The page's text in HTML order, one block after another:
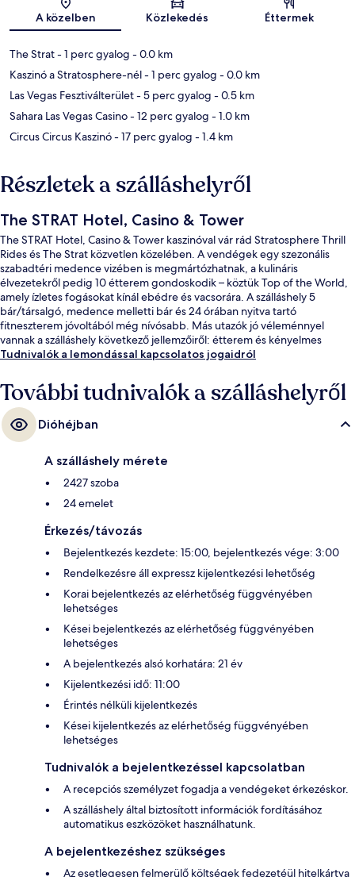
Térkép
A közelben Közlekedés Éttermek
The Strat- 1 perc gyalog - 0.0 km
Kaszinó a Stratosphere-nél- 1 perc gyalog - 0.0 km
Las Vegas Fesztiválterület- 5 perc gyalog - 0.5 km
Sahara Las Vegas Casino- 12 perc gyalog - 1.0 km
Circus Circus Kaszinó- 17 perc gyalog - 1.4 km
Részletek a szálláshelyről
The STRAT Hotel, Casino & Tower
The STRAT Hotel, Casino & Tower kaszinóval vár rád Stratosphere Thrill
Rides és The Strat közvetlen közelében. A vendégek egy szezonális
szabadtéri medence vizében is megmártózhatnak, a kulináris
élvezetekről pedig 10 étterem gondoskodik – köztük Top of the World,
amely ízletes fogásokat kínál ebédre és vacsorára. A szálláshely 5
bár/társalgó, medence melletti bár és 24 órában nyitva tartó
fitneszterem jóvoltából még nívósabb. Más utazók jó véleménnyel
vannak a szálláshely következő jellemzőiről: étterem és kényelmes
szobák. Rövid sétával megközelíthető a tömegközlekedés: SAHARA Las
Tudnivalók a lemondással kapcsolatos jogaidról
További tudnivalók a szálláshelyről
Dióhéjban
A szálláshely mérete
2427 szoba
24 emelet
Érkezés/távozás
Bejelentkezés kezdete: 15:00, bejelentkezés vége: 3:00
Rendelkezésre áll expressz kijelentkezési lehetőség
Korai bejelentkezés az elérhetőség függvényében
lehetséges
Kései bejelentkezés az elérhetőség függvényében
lehetséges
A bejelentkezés alsó korhatára: 21 év
Kijelentkezési idő: 11:00
Érintés nélküli kijelentkezés
Kései kijelentkezés az elérhetőség függvényében
lehetséges
Tudnivalók a bejelentkezéssel kapcsolatban
A recepciós személyzet fogadja a vendégeket érkezéskor.
A szálláshely által biztosított információk fordításához
automatikus eszközöket használhatunk.
A bejelentkezéshez szükséges
Az esetlegesen felmerülő költségek fedezetéül hitelkártya